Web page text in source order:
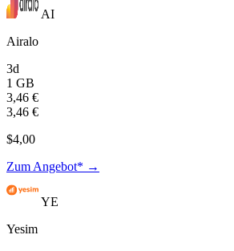
AI
Airalo
3d
1 GB
3,46 €
3,46 €
$4,00
Zum Angebot* →
YE
Yesim